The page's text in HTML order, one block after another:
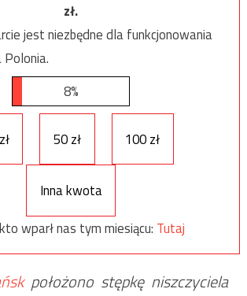
zł.
jest niezbędne dla funkcjonowania
Polonia.
8%
50 zł 100 zł
Inna kwota
wparł nas tym miesiącu: Tutaj
położono stępkę niszczyciela